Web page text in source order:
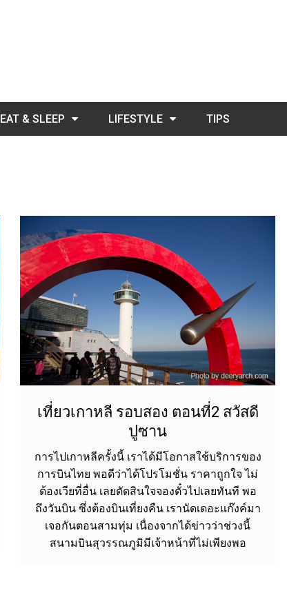
EAT & SLEEP LIFESTYLE TIPS
เที่ยวเกาหลี รอบสอง ตอนที่2 สวัสดี
ปูซาน
การไปเกาหลีครั้งนี้ เราได้มีโอกาสใช้บริการของ
การบินไทย พอดีว่าได้โปรโมชั่น ราคาถูกใจ ไม่
ต้องเวียที่อื่น เลยตัดสินใจจองตั๋วไปเลยทันที พอ
ถึงวันบิน ซึ่งต้องบินเที่ยงคืน เรานัดเดอะแก๊งค์มา
เจอกันตอนสามทุ่ม เนื่องจากได้ข่าวว่าช่วงนี้
สนามบินสุวรรณภูมิมีเจ้าหน้าที่ไม่เพียงพอ